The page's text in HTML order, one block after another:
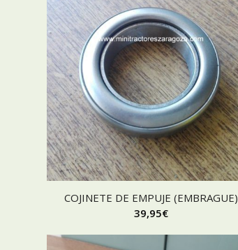
COJINETE DE EMPUJE (EMBRAGUE)
39,95€